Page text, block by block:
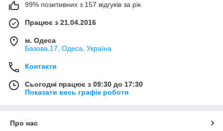
99% позитивних з 157 відгуків за рік
Працює з 21.04.2016
м. Одеса
Базова,17, Одеса, Україна
Контакти
Сьогодні працює з 09:30 до 17:30
Показати весь графік роботи
Про нас